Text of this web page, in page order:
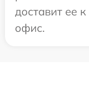
доставит ее
офис.